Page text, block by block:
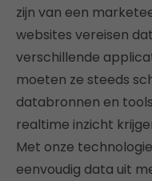
zijn van een
websites vereisen
verschillende
moeten ze steeds
databronnen en
realtime inzicht
Met onze
eenvoudig data uit